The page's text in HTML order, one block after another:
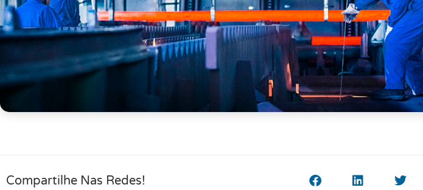
Compartilhe Nas Redes!